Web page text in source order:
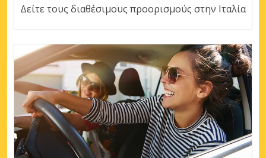
Δείτε τους διαθέσιμους προορισμούς στην Ιταλία